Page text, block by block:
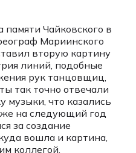
памяти Чайковского в
Мариинского
вторую картину
линий, подобные
рук танцовщиц,
так точно отвечали
музыки, что казались
на следующий год
за создание
вошла и картина,
коллегой.